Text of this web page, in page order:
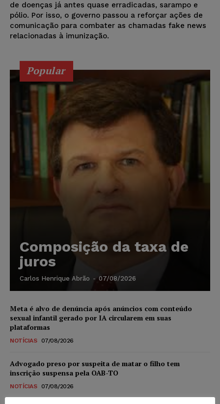
de doenças já antes quase erradicadas, sarampo e
pólio. Por isso, o governo passou a reforçar ações de
comunicação para combater as chamadas fake news
relacionadas à imunização.
Popular
Composição da taxa de
juros
Carlos Henrique Abrão - 07/08/2026
Meta é alvo de denúncia após anúncios com conteúdo
sexual infantil gerado por IA circularem em suas
plataformas
NOTÍCIAS 07/08/2026
Advogado preso por suspeita de matar o filho tem
inscrição suspensa pela OAB-TO
NOTÍCIAS 07/08/2026